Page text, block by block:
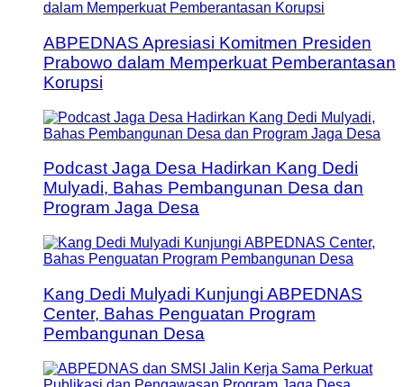
ABPEDNAS Apresiasi Komitmen Presiden
Prabowo dalam Memperkuat Pemberantasan
Korupsi
Podcast Jaga Desa Hadirkan Kang Dedi
Mulyadi, Bahas Pembangunan Desa dan
Program Jaga Desa
Kang Dedi Mulyadi Kunjungi ABPEDNAS
Center, Bahas Penguatan Program
Pembangunan Desa